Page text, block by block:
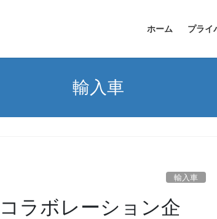
ホーム プライ
輸入車
輸入車
ラボレーション企